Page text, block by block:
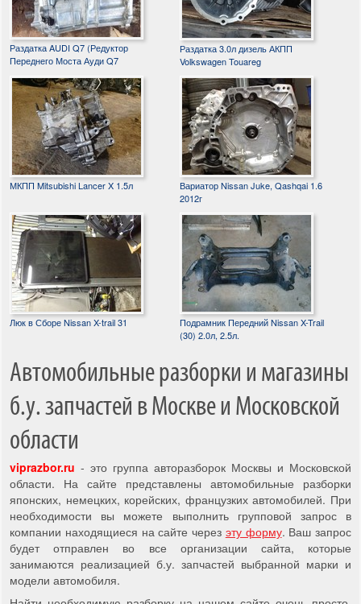
Раздатка AUDI Q7 (Редуктор
Переднего Моста Ауди Q7
Раздатка 3.0л дизель АКПП
Volkswagen Touareg
МКПП Mitsubishi Lancer X 1.5л
Вариатор Nissan Juke, Qashqai 1.6
2012г
Люк в Сборе Nissan X-trail 31
Подрамник Передний Nissan X-Trail
(30) 2.0л, 2.5л.
Автомобильные разборки и магазины
б.у. запчастей в Москве и Московской
области
viprazbor.ru - это группа авторазборок Москвы и Московской
области. На сайте представлены автомобильные разборки
японских, немецких, корейских, французких автомобилей. При
необходимости вы можете выполнить групповой запрос в
компании находящиеся на сайте через эту форму. Ваш запрос
будет отправлен во все организации сайта, которые
занимаются реализацией б.у. запчастей выбранной марки и
модели автомобиля.